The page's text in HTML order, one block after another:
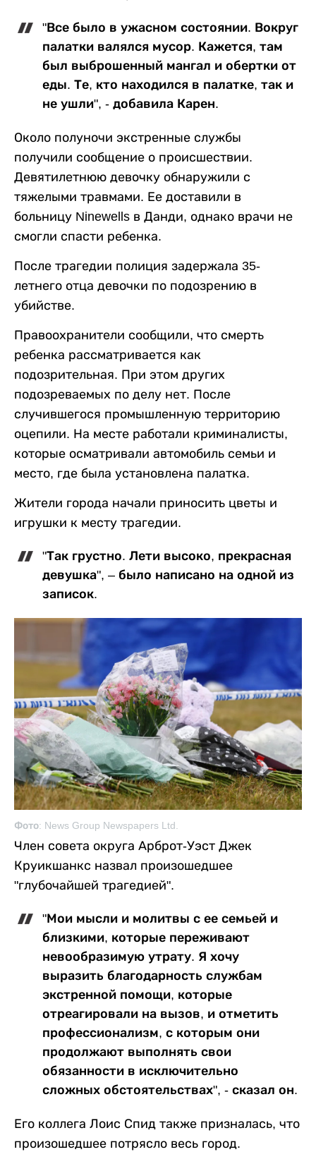
"Все было в ужасном состоянии. Вокруг
палатки валялся мусор. Кажется, там
был выброшенный мангал и обертки от
еды. Те, кто находился в палатке, так и
не ушли", - добавила Карен.
Около полуночи экстренные службы
получили сообщение о происшествии.
Девятилетнюю девочку обнаружили с
тяжелыми травмами. Ее доставили в
больницу Ninewells в Данди, однако врачи не
смогли спасти ребенка.
После трагедии полиция задержала 35-
летнего отца девочки по подозрению в
убийстве.
Правоохранители сообщили, что смерть
ребенка рассматривается как
подозрительная. При этом других
подозреваемых по делу нет. После
случившегося промышленную территорию
оцепили. На месте работали криминалисты,
которые осматривали автомобиль семьи и
место, где была установлена палатка.
Жители города начали приносить цветы и
игрушки к месту трагедии.
"Так грустно. Лети высоко, прекрасная
девушка", – было написано на одной из
записок.
Фото: News Group Newspapers Ltd.
Член совета округа Арброт-Уэст Джек
Круикшанкс назвал произошедшее
"глубочайшей трагедией".
"Мои мысли и молитвы с ее семьей и
близкими, которые переживают
невообразимую утрату. Я хочу
выразить благодарность службам
экстренной помощи, которые
отреагировали на вызов, и отметить
профессионализм, с которым они
продолжают выполнять свои
обязанности в исключительно
сложных обстоятельствах", - сказал он.
Его коллега Лоис Спид также призналась, что
произошедшее потрясло весь город.